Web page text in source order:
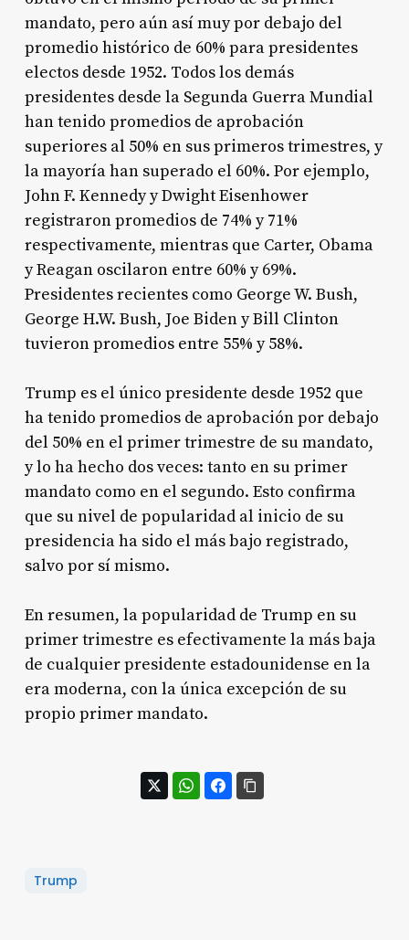
mandato, pero aún así muy por debajo del
promedio histórico de 60% para presidentes
electos desde 1952. Todos los demás
presidentes desde la Segunda Guerra Mundial
han tenido promedios de aprobación
superiores al 50% en sus primeros trimestres, y
la mayoría han superado el 60%. Por ejemplo,
John F. Kennedy y Dwight Eisenhower
registraron promedios de 74% y 71%
respectivamente, mientras que Carter, Obama
y Reagan oscilaron entre 60% y 69%.
Presidentes recientes como George W. Bush,
George H.W. Bush, Joe Biden y Bill Clinton
tuvieron promedios entre 55% y 58%.
Trump es el único presidente desde 1952 que
ha tenido promedios de aprobación por debajo
del 50% en el primer trimestre de su mandato,
y lo ha hecho dos veces: tanto en su primer
mandato como en el segundo. Esto confirma
que su nivel de popularidad al inicio de su
presidencia ha sido el más bajo registrado,
salvo por sí mismo.
En resumen, la popularidad de Trump en su
primer trimestre es efectivamente la más baja
de cualquier presidente estadounidense en la
era moderna, con la única excepción de su
propio primer mandato.
Trump